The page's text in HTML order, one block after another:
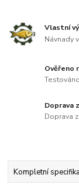
Vlastní
Návnady
Ověřeno
Doprava
Doprava
Kompletní